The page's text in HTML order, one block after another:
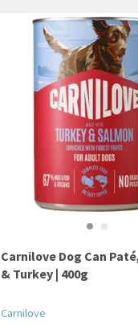
Carnilove Dog Can
& Turkey | 400g
Carnilove